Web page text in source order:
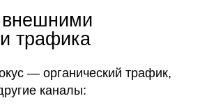
внешними
трафика
— органический трафик,
каналы: